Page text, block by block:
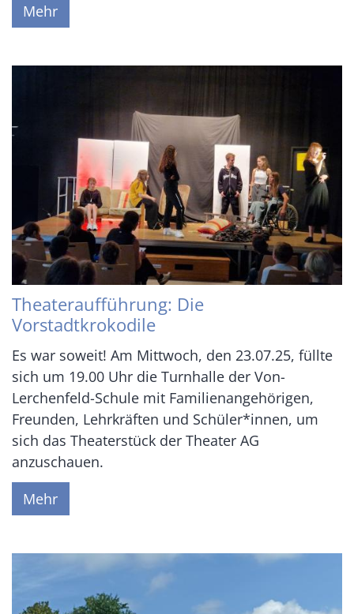
Mehr
Theateraufführung: Die
Vorstadtkrokodile
Es war soweit! Am Mittwoch, den 23.07.25, füllte
sich um 19.00 Uhr die Turnhalle der Von-
Lerchenfeld-Schule mit Familienangehörigen,
Freunden, Lehrkräften und Schüler*innen, um
sich das Theaterstück der Theater AG
anzuschauen.
Mehr